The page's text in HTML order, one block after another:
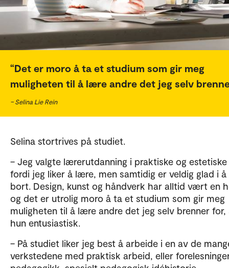
Det er moro å ta et studium som gir meg
muligheten til å lære andre det jeg selv
– Selina Lie Rein
Selina stortrives på studiet.
– Jeg valgte lærerutdanning i praktiske og estetiske
fordi jeg liker å lære, men samtidig er veldig glad i
bort. Design, kunst og håndverk har alltid vært en
og det er utrolig moro å ta et studium som gir meg
muligheten til å lære andre det jeg selv brenner for,
hun entusiastisk.
– På studiet liker jeg best å arbeide i en av de
verkstedene med praktisk arbeid, eller